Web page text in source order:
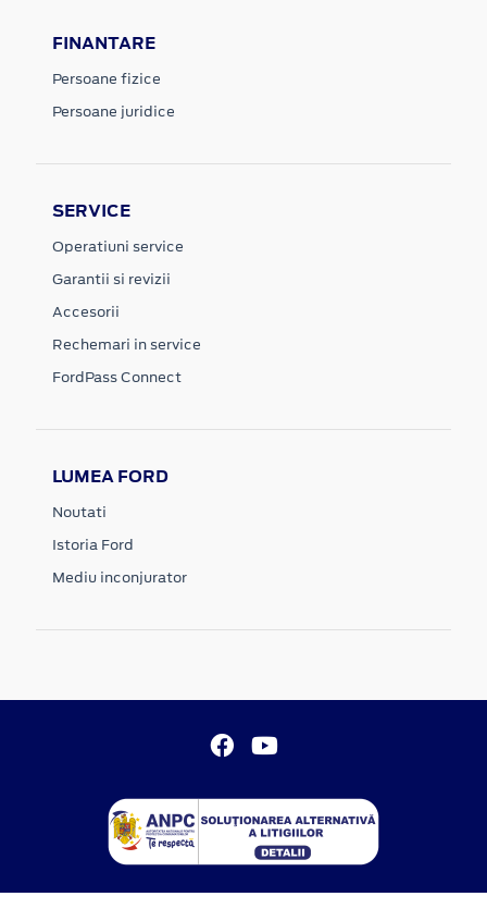
FINANTARE
Persoane fizice
Persoane juridice
SERVICE
Operatiuni service
Garantii si revizii
Accesorii
Rechemari in service
FordPass Connect
LUMEA FORD
Noutati
Istoria Ford
Mediu inconjurator